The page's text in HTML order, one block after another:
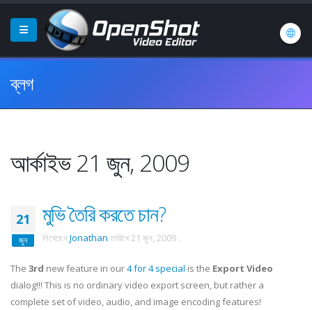
ব্লগ
আর্কাইভ 21 জুন, 2009
21
জুন
মুভি তৈরি করতে চান?
লিখেছেন Jonathan তারিখে21 জুন, 2009 .
The 3rd new feature in our4 for 4 special is the Export Video
dialog!!! This is no ordinary video export screen, but rather a
complete set of video, audio, and image encoding features!